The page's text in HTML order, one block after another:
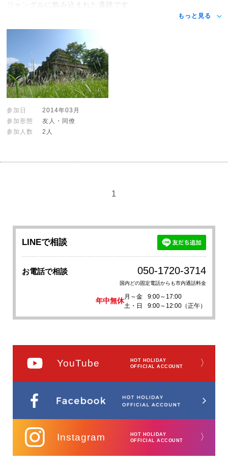
ジャングルに飲み込まれた遺跡です。
もっと見る
参加日
2014年03月
参加形態
友人・同僚
参加人数
2人
1
LINEで相談
お電話で相談 050-1720-3714
国内どの固定電話からも市内通話料金
年中無休
月～金
9:00～17:00
土・日
9:00～12:00（正午）
YouTube
HOT HOLIDAY
OFFICIAL ACCOUNT
〉
Instagram
HOT HOLIDAY
OFFICIAL ACCOUNT
〉